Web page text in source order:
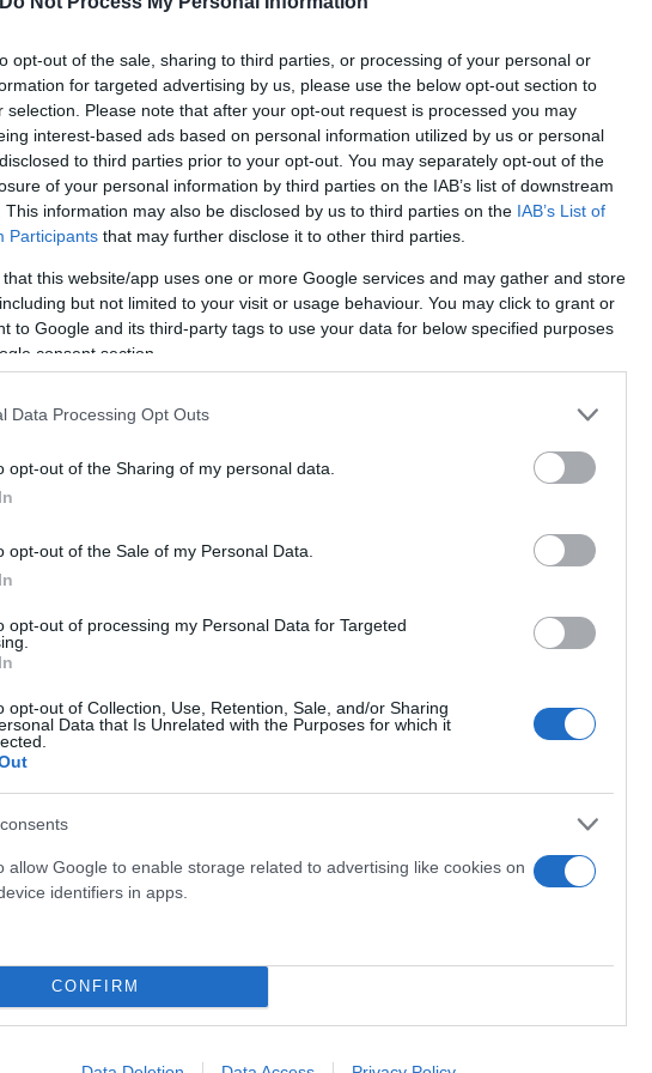
opt-out of the sale, sharing to third parties, or processing of your personal or
for targeted advertising by us, please use the below opt-out section to
selection. Please note that after your opt-out request is processed you may
interest-based ads based on personal information utilized by us or personal
to third parties prior to your opt-out. You may separately opt-out of the
of your personal information by third parties on the IAB’s list of downstream
This information may also be disclosed by us to third parties on the IAB’s List of
Participants that may further disclose it to other third parties.
that this website/app uses one or more Google services and may gather and store
but not limited to your visit or usage behaviour. You may click to grant or
to Google and its third-party tags to use your data for below specified purposes
consent section.
Data Processing Opt Outs
opt-out of the Sharing of my personal data.
opt-out of the Sale of my Personal Data.
opt-out of processing my Personal Data for Targeted
opt-out of Collection, Use, Retention, Sale, and/or Sharing
Data that Is Unrelated with the Purposes for which it
allow Google to enable storage related to advertising like cookies on
identifiers in apps.
CONFIRM
in the European Union to bring Ukraine’s
life, for its independence, and for the Europe that has lived
pic.twitter.com/uZ2ENAGa9l
ηγέτες της ΕΕ αργά την Παρασκευή, τονίζοντας ότι το Κίεβο
για την πλήρη ένταξη στην ΕΕ, ενώ παράλληλα
για το σύνολο της Ένωσης των 27 χωρών, σύμφωνα με
όχι με ημίμετρα», ανέφερε ο Ζελένσκι στην επιστολή,
να είναι παρούσα στην Ευρωπαϊκή Ένωση αλλά να
Συμβουλίου Αντόνιο Κόστα, στην Πρόεδρο της
στον Πρόεδρο της Κύπρου Νίκο Χριστοδουλίδη, η χώρα του
του Συμβουλίου.